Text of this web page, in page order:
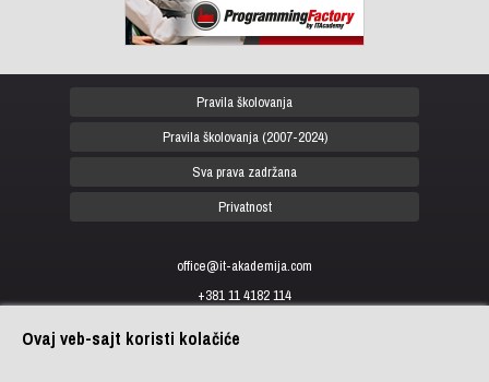
Pravila školovanja
Pravila školovanja (2007-2024)
Sva prava zadržana
Privatnost
office@it-akademija.com
+381 11 4182 114
Ovaj veb-sajt koristi kolačiće